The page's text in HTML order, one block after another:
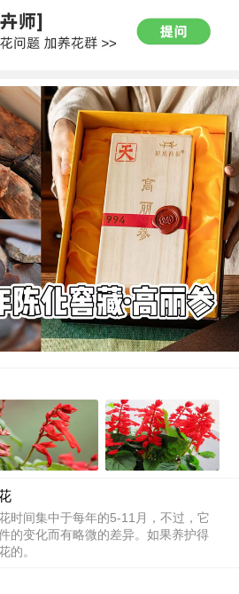
时间集中于每年的5-11月，不过，它
的变化而有略微的差异。如果养护得
的。